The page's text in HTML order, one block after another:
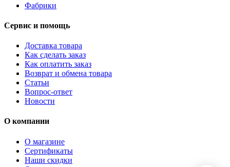
Фабрики
Сервис и помощь
Доставка товара
Как сделать заказ
Как оплатить заказ
Возврат и обмена товара
Статьи
Вопрос-ответ
Новости
О компании
О магазине
Сертификаты
Наши скидки